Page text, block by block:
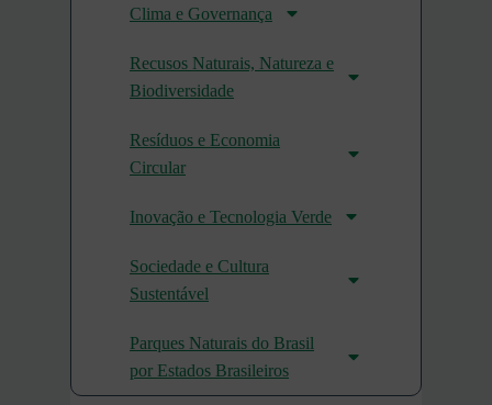
Clima e Governança
Recusos Naturais, Natureza e
Biodiversidade
Resíduos e Economia
Circular
Inovação e Tecnologia Verde
Sociedade e Cultura
Sustentável
Parques Naturais do Brasil
por Estados Brasileiros